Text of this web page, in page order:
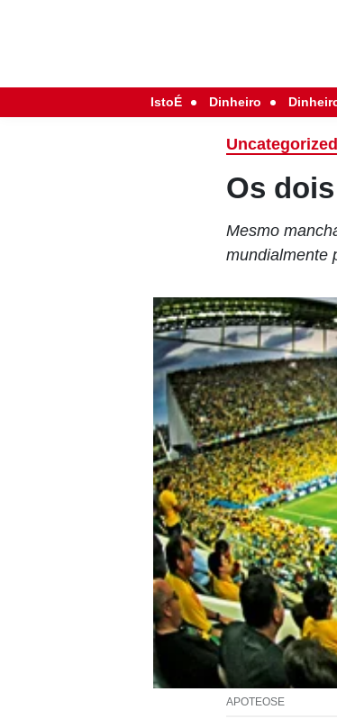
IstoÉ Dinheiro
Uncategorized
Os
Mesmo
mundialmente
APOTEOSE